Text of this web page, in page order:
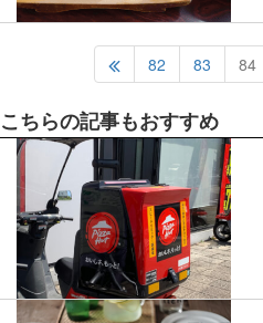
82 83 84
こちらの記事もおすすめ